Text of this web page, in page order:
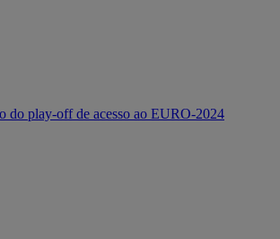
do play-off de acesso ao EURO-2024